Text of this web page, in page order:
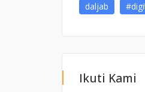
daljab
Ikuti Kami